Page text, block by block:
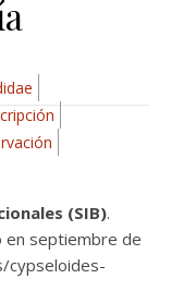
(SIB).
en septiembre de
cypseloides-